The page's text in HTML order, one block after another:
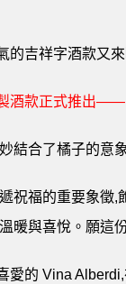
的吉祥字酒款又
酒款正式推出――
結合了橘子的意
祝福的重要象徵
暖與喜悅。願這
愛的 Vina